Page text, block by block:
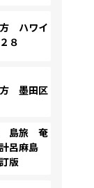
ハワイ
８
墨田区
島旅 奄
呂麻島
版